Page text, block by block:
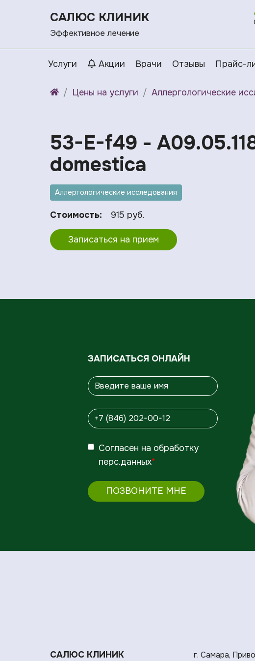
САЛЮС КЛИНИК
Эффективное лечение
Услуги Акции Врачи Отзывы Прайс-
Цены на услуги Аллергологические
53-E-f49 -
domestica
Аллергологические исследования
Стоимость: 915 руб.
Записаться на прием
ЗАПИСАТЬСЯ ОНЛАЙН
Согласен на обработку
перс.данных*
ПОЗВОНИТЕ МНЕ
САЛЮС КЛИНИК г. Самара,